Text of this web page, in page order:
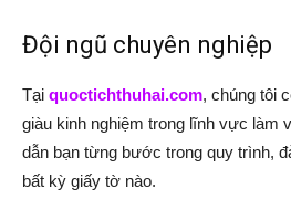
Đội ngũ chuyên nghiệp
Tại quoctichthuhai.com, chúng tôi
giàu kinh nghiệm trong lĩnh vực làm
dẫn bạn từng bước trong quy trình,
bất kỳ giấy tờ nào.